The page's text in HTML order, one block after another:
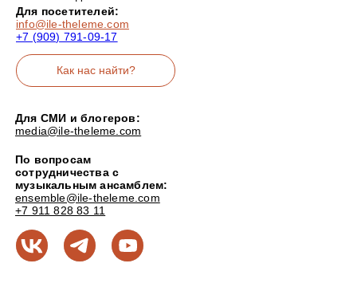
Для посетителей:
info@ile-theleme.com
+7 (909) 791-09-17
Для СМИ и блогеров:
media@ile-theleme.com
По вопросам
сотрудничества с
музыкальным ансамблем:
ensemble@ile-theleme.com
+7 911 828 83 11
Как нас найти?